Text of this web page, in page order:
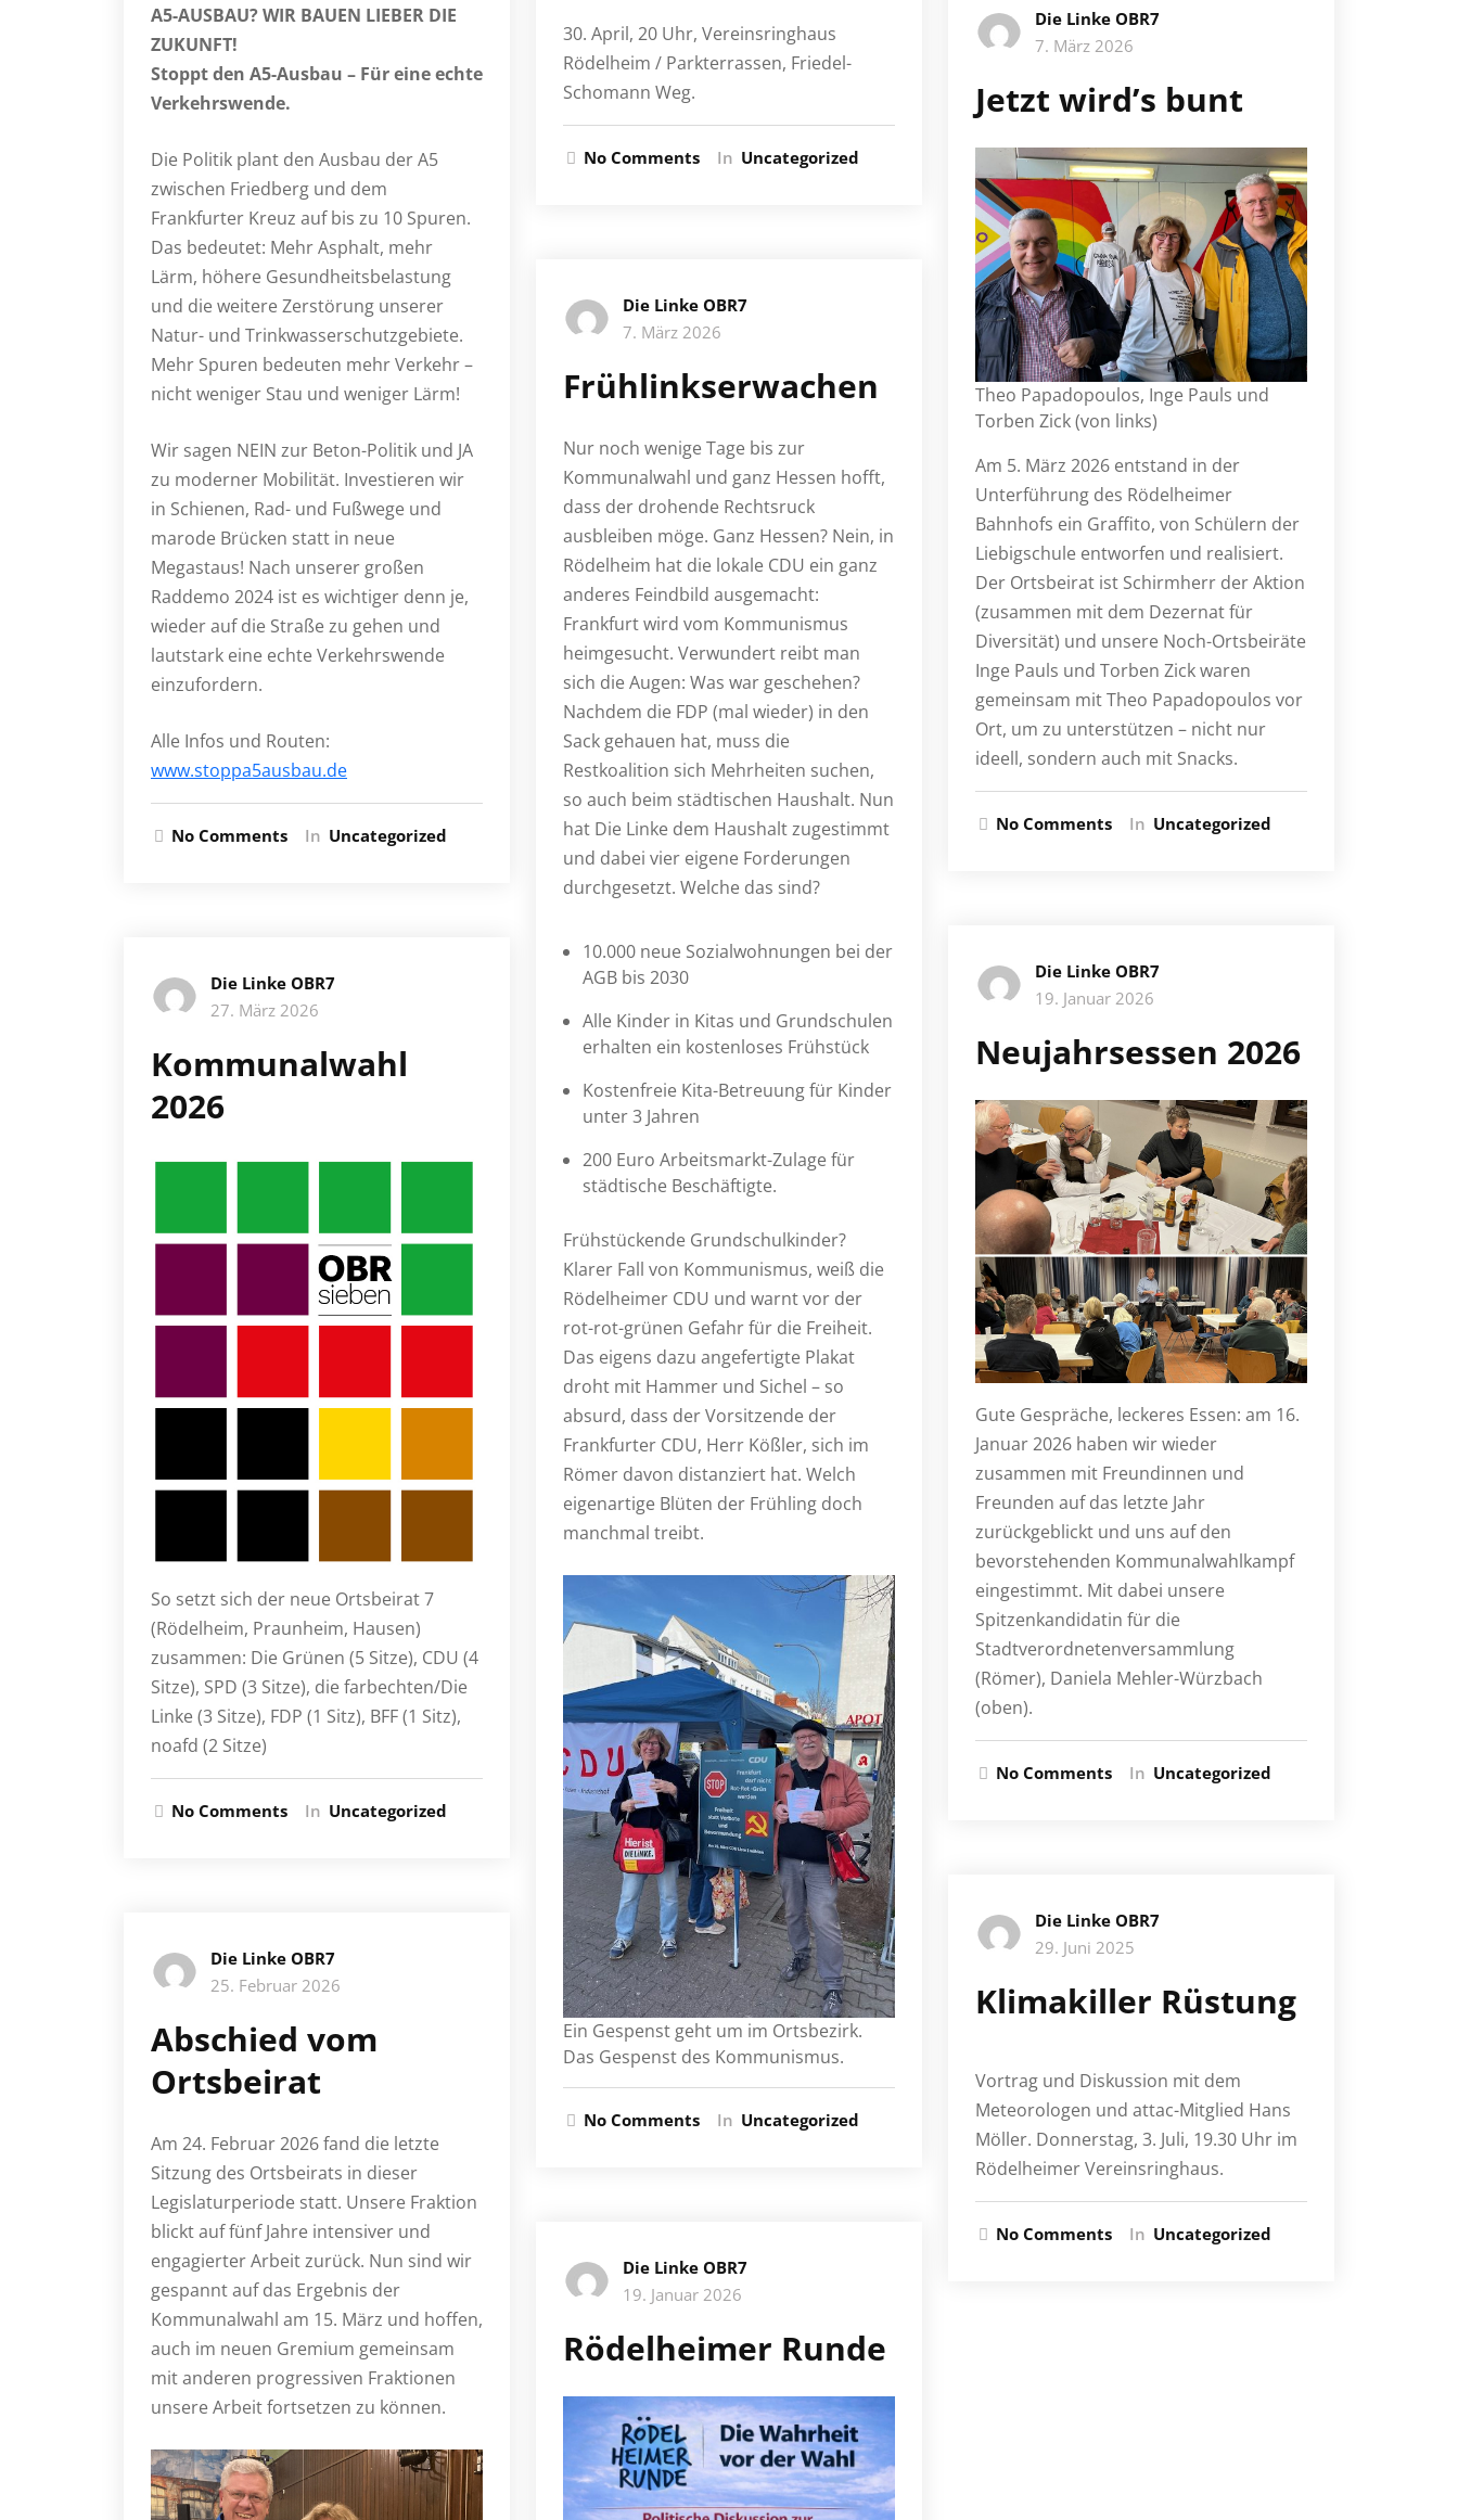
A5-AUSBAU? WIR BAUEN LIEBER DIE
ZUKUNFT!
Stoppt den A5-Ausbau – Für eine echte
Verkehrswende.
Die Politik plant den Ausbau der A5
zwischen Friedberg und dem
Frankfurter Kreuz auf bis zu 10 Spuren.
Das bedeutet: Mehr Asphalt, mehr
Lärm, höhere Gesundheitsbelastung
und die weitere Zerstörung unserer
Natur- und Trinkwasserschutzgebiete.
Mehr Spuren bedeuten mehr Verkehr –
nicht weniger Stau und weniger Lärm!
Wir sagen NEIN zur Beton-Politik und JA
zu moderner Mobilität. Investieren wir
in Schienen, Rad- und Fußwege und
marode Brücken statt in neue
Megastaus! Nach unserer großen
Raddemo 2024 ist es wichtiger denn je,
wieder auf die Straße zu gehen und
lautstark eine echte Verkehrswende
einzufordern.
Alle Infos und Routen:
www.stoppa5ausbau.de
No Comments In Uncategorized
Die Linke OBR7
27. März 2026
Kommunalwahl
2026
So setzt sich der neue Ortsbeirat 7
(Rödelheim, Praunheim, Hausen)
zusammen: Die Grünen (5 Sitze), CDU (4
Sitze), SPD (3 Sitze), die farbechten/Die
Linke (3 Sitze), FDP (1 Sitz), BFF (1 Sitz),
noafd (2 Sitze)
No Comments In Uncategorized
Die Linke OBR7
25. Februar 2026
Abschied vom
Ortsbeirat
Am 24. Februar 2026 fand die letzte
Sitzung des Ortsbeirats in dieser
Legislaturperiode statt. Unsere Fraktion
blickt auf fünf Jahre intensiver und
engagierter Arbeit zurück. Nun sind wir
gespannt auf das Ergebnis der
Kommunalwahl am 15. März und hoffen,
auch im neuen Gremium gemeinsam
mit anderen progressiven Fraktionen
unsere Arbeit fortsetzen zu können.
30. April, 20 Uhr, Vereinsringhaus
Rödelheim / Parkterrassen, Friedel-
Schomann Weg.
No Comments In Uncategorized
Die Linke OBR7
7. März 2026
Frühlinkserwachen
Nur noch wenige Tage bis zur
Kommunalwahl und ganz Hessen hofft,
dass der drohende Rechtsruck
ausbleiben möge. Ganz Hessen? Nein, in
Rödelheim hat die lokale CDU ein ganz
anderes Feindbild ausgemacht:
Frankfurt wird vom Kommunismus
heimgesucht. Verwundert reibt man
sich die Augen: Was war geschehen?
Nachdem die FDP (mal wieder) in den
Sack gehauen hat, muss die
Restkoalition sich Mehrheiten suchen,
so auch beim städtischen Haushalt. Nun
hat Die Linke dem Haushalt zugestimmt
und dabei vier eigene Forderungen
durchgesetzt. Welche das sind?
10.000 neue Sozialwohnungen bei der
AGB bis 2030
Alle Kinder in Kitas und Grundschulen
erhalten ein kostenloses Frühstück
Kostenfreie Kita-Betreuung für Kinder
unter 3 Jahren
200 Euro Arbeitsmarkt-Zulage für
städtische Beschäftigte.
Frühstückende Grundschulkinder?
Klarer Fall von Kommunismus, weiß die
Rödelheimer CDU und warnt vor der
rot-rot-grünen Gefahr für die Freiheit.
Das eigens dazu angefertigte Plakat
droht mit Hammer und Sichel – so
absurd, dass der Vorsitzende der
Frankfurter CDU, Herr Kößler, sich im
Römer davon distanziert hat. Welch
eigenartige Blüten der Frühling doch
manchmal treibt.
Ein Gespenst geht um im Ortsbezirk.
Das Gespenst des Kommunismus.
No Comments In Uncategorized
Die Linke OBR7
19. Januar 2026
Rödelheimer Runde
Die Linke OBR7
7. März 2026
Jetzt wird’s bunt
Theo Papadopoulos, Inge Pauls und
Torben Zick (von links)
Am 5. März 2026 entstand in der
Unterführung des Rödelheimer
Bahnhofs ein Graffito, von Schülern der
Liebigschule entworfen und realisiert.
Der Ortsbeirat ist Schirmherr der Aktion
(zusammen mit dem Dezernat für
Diversität) und unsere Noch-Ortsbeiräte
Inge Pauls und Torben Zick waren
gemeinsam mit Theo Papadopoulos vor
Ort, um zu unterstützen – nicht nur
ideell, sondern auch mit Snacks.
No Comments In Uncategorized
Die Linke OBR7
19. Januar 2026
Neujahrsessen 2026
Gute Gespräche, leckeres Essen: am 16.
Januar 2026 haben wir wieder
zusammen mit Freundinnen und
Freunden auf das letzte Jahr
zurückgeblickt und uns auf den
bevorstehenden Kommunalwahlkampf
eingestimmt. Mit dabei unsere
Spitzenkandidatin für die
Stadtverordnetenversammlung
(Römer), Daniela Mehler-Würzbach
(oben).
No Comments In Uncategorized
Die Linke OBR7
29. Juni 2025
Klimakiller Rüstung
Vortrag und Diskussion mit dem
Meteorologen und attac-Mitglied Hans
Möller. Donnerstag, 3. Juli, 19.30 Uhr im
Rödelheimer Vereinsringhaus.
No Comments In Uncategorized